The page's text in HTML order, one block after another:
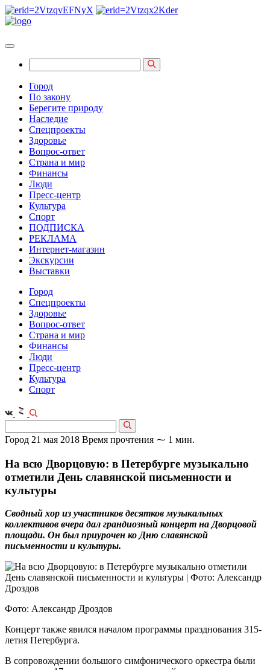
Город
По закону
Берегите природу
Наследие
Спецпроекты
Здоровье
Вопрос-ответ
Страна и мир
Финансы
Люди
Пресс-центр
Культура
Спорт
ПОДПИСКА
РЕКЛАМА
Интернет-магазин
Экскурсии
Выставки
Город
Спецпроекты
Здоровье
Вопрос-ответ
Страна и мир
Финансы
Люди
Пресс-центр
Культура
Спорт
Город 21 мая 2018 Время прочтения ⁓ 1 мин.
На всю Дворцовую: в Петербурге музыкально
отметили День славянской письменности и
культуры
Сводный хор из участников десятков музыкальных
коллективов вчера дал грандиозный концерт на Дворцовой
площади. Он был приурочен ко Дню славянской
письменности и культуры.
Фото: Александр Дроздов
Концерт также явился началом программы празднования 315-
летия Петербурга.
В сопровождении большого симфонического оркестра были